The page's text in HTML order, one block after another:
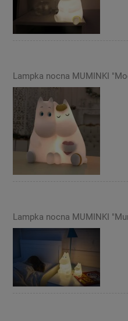
Lampka nocna MUMINKI
Lampka nocna MUMINKI